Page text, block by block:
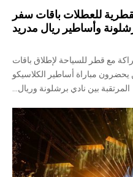
للعطلات باقات سفر
وأساطير ريال مدريد
مع قطر للسياحة لإطلاق باقات
مباراة أساطير الكلاسيكو
المرتقبة بين نادي برشلونة وريال...